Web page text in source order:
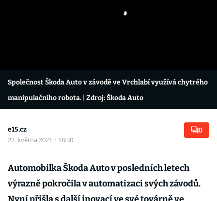
Společnost Škoda Auto v závodě ve Vrchlabí využívá chytrého
manipulačního robota. | Zdroj: Škoda Auto
e15.cz
22. května 2021 · 18:30
0
Automobilka Škoda Auto v posledních letech
výrazně pokročila v automatizaci svých závodů.